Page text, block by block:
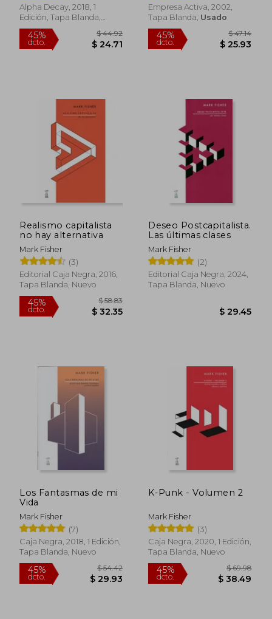
Alpha Decay, 2018, 1
Edición, Tapa Blanda,
Nuevo
45%
Empresa Activa, 2002,
Tapa Blanda, Usado
45%
dcto.
Realismo capitalista
no hay alternativa
Mark Fisher
(3)
Editorial Caja Negra, 2016,
Tapa Blanda, Nuevo
45%
dcto.
Deseo Postcapitalista.
Las últimas clases
Mark Fisher
(2)
Editorial Caja Negra, 2024,
Tapa Blanda, Nuevo
Los Fantasmas de mi
Vida
Mark Fisher
(7)
Caja Negra, 2018, 1 Edición,
Tapa Blanda, Nuevo
K-Punk - Volumen 2
Mark Fisher
(3)
Caja Negra, 2020, 1 Edición,
Tapa Blanda, Nuevo